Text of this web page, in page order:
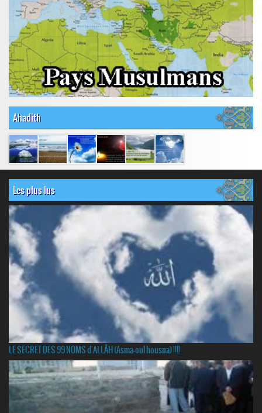
Ahadith
Les plus lus
LE SECRET DES 99 NOMS d'ALLÂH (Asma-oul housna) !!!!